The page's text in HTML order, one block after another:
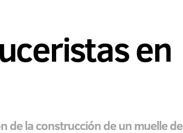
en
de la construcción de un muelle de